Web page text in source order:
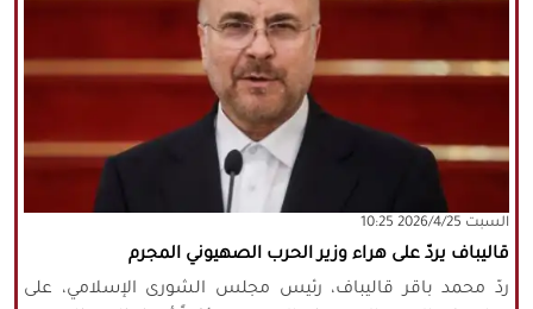
‫السبت‬ 2026/4/25 10:25
قاليباف يردّ على هراء وزير الحرب الصهيوني المجرم
ردّ محمد باقر قاليباف، رئيس مجلس الشورى الإسلامي، على